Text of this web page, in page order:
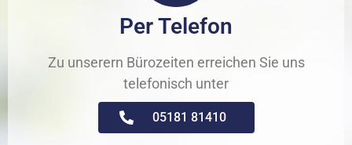
Per Telefon
Zu unserern Bürozeiten erreichen Sie uns
telefonisch unter
05181 81410